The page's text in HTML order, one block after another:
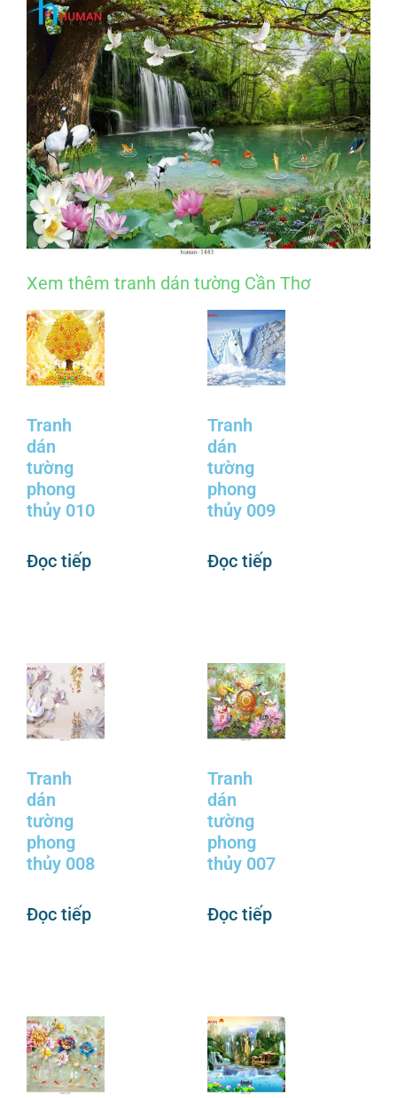
Xem thêm tranh dán tường Cần Thơ
Tranh
dán
tường
phong
thủy 010
Đọc tiếp
Tranh
dán
tường
phong
thủy 009
Đọc tiếp
Tranh
dán
tường
phong
thủy 008
Đọc tiếp
Tranh
dán
tường
phong
thủy 007
Đọc tiếp